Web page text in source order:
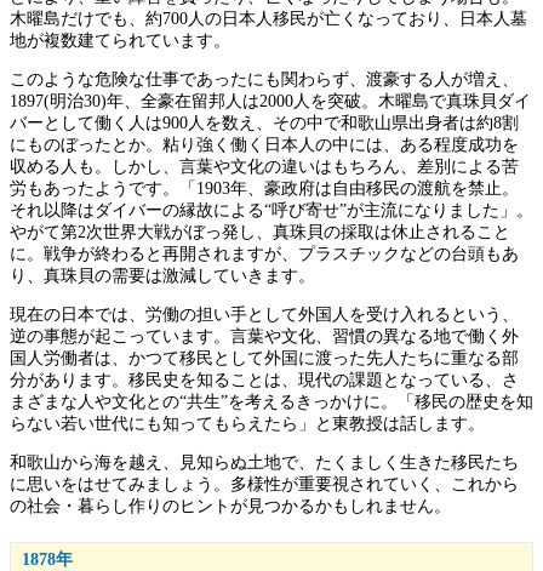
木曜島だけでも、約700人の日本人移民が亡くなっており、日本人墓
地が複数建てられています。
このような危険な仕事であったにも関わらず、渡豪する人が増え、
1897(明治30)年、全豪在留邦人は2000人を突破。木曜島で真珠貝ダイ
バーとして働く人は900人を数え、その中で和歌山県出身者は約8割
にものぼったとか。粘り強く働く日本人の中には、ある程度成功を
収める人も。しかし、言葉や文化の違いはもちろん、差別による苦
労もあったようです。「1903年、豪政府は自由移民の渡航を禁止。
それ以降はダイバーの縁故による“呼び寄せ”が主流になりました」。
やがて第2次世界大戦がぼっ発し、真珠貝の採取は休止されること
に。戦争が終わると再開されますが、プラスチックなどの台頭もあ
り、真珠貝の需要は激減していきます。
現在の日本では、労働の担い手として外国人を受け入れるという、
逆の事態が起こっています。言葉や文化、習慣の異なる地で働く外
国人労働者は、かつて移民として外国に渡った先人たちに重なる部
分があります。移民史を知ることは、現代の課題となっている、さ
まざまな人や文化との“共生”を考えるきっかけに。「移民の歴史を知
らない若い世代にも知ってもらえたら」と東教授は話します。
和歌山から海を越え、見知らぬ土地で、たくましく生きた移民たち
に思いをはせてみましょう。多様性が重要視されていく、これから
の社会・暮らし作りのヒントが見つかるかもしれません。
1878年